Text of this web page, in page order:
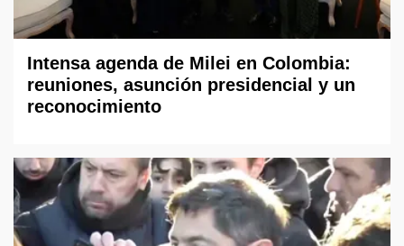
Intensa agenda de Milei en Colombia:
reuniones, asunción presidencial y un
reconocimiento